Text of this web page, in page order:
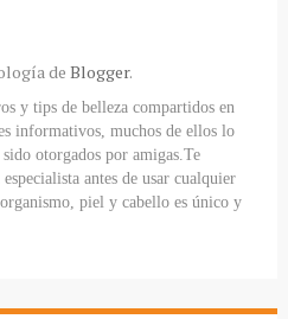
de Blogger.
y tips de belleza compartidos en
informativos, muchos de ellos lo
otorgados por amigas.Te
antes de usar cualquier
piel y cabello es único y